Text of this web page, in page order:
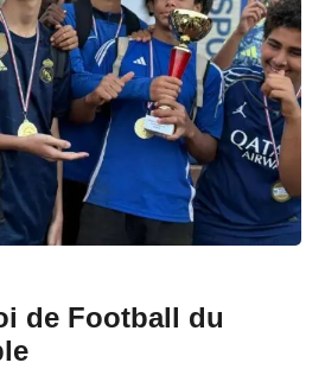
de Football du